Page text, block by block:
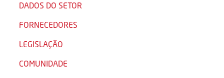
DADOS DO SETOR
FORNECEDORES
LEGISLAÇÃO
COMUNIDADE